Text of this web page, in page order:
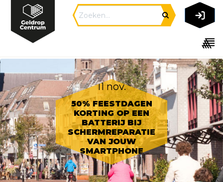
11 nov.
50% FEESTDAGEN
KORTING OP EEN
BATTERIJ BIJ
SCHERMREPARATIE
VAN JOUW
SMARTPHONE